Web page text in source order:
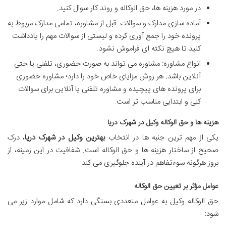
در مورد هزینه ها، حق الوکاله و روند کار سوال کنید.
آماده سازی مدارک و سوالات: قبل از مشاوره، تمامی مدارک مربوط به
پرونده خود را جمع آوری کرده و لیستی از سوالات مهم را یادداشت
کنید تا هیچ نکته ای فراموش نشود.
انواع مشاوره: مشاوره می تواند به صورت حضوری، تلفنی یا حتی
آنلاین باشد. هر روش مزایای خاص خود را دارد؛ مشاوره حضوری
برای پرونده های پیچیده و مشاوره تلفنی یا آنلاین برای سوالات
کلی و ابتدایی مناسب تر است.
هزینه ها و حق الوکاله وکیل در شهرک دریا
یکی از مهم ترین جنبه ها در انتخاببهترین وکیل در شهرک دریا، درک
صحیح از ساختار هزینه ها و حق الوکاله است. شفافیت در این زمینه، از
بروز هرگونه سوءتفاهم در آینده جلوگیری می کند.
عوامل مؤثر بر تعیین حق الوکاله
حق الوکاله وکیل به عوامل متعددی بستگی دارد که شامل موارد زیر می
شود: